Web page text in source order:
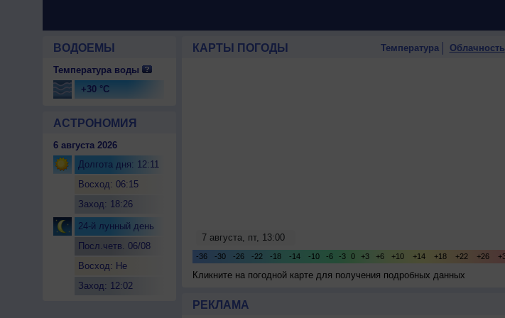
ВОДОЕМЫ
Температура воды
+30 °C
АСТРОНОМИЯ
6 августа 2026
Долгота дня: 12:11
Восход: 06:15
Заход: 18:26
24-й лунный день
Посл.четв. 06/08
Восход: Не
Заход: 12:02
КАРТЫ ПОГОДЫ Температура Облачность
Кликните на погодной карте для получения подробных данных
РЕКЛАМА